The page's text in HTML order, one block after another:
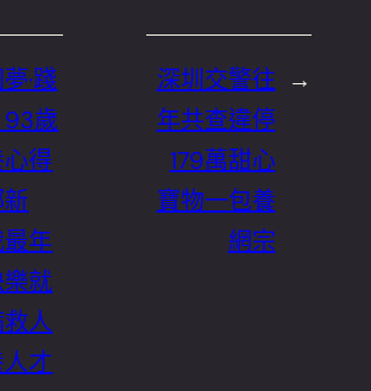
夢·踐
歲
得
年
就
人
才
→
深圳交警往
年共查違停
179萬甜心
寶物一包養
網宗